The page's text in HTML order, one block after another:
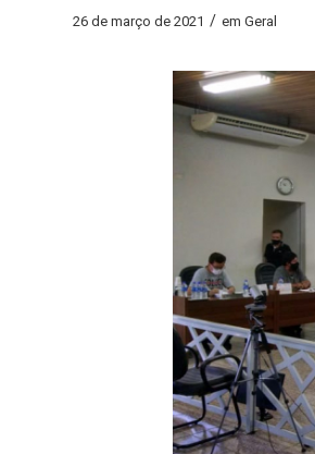
26 de março de 2021 / em Geral